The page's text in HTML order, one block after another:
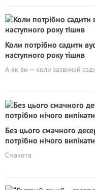
Коли потрібно садити
наступного року тішив
А як ви — коли зазвичай
Без цього смачного
потрібно нічого
Смакота